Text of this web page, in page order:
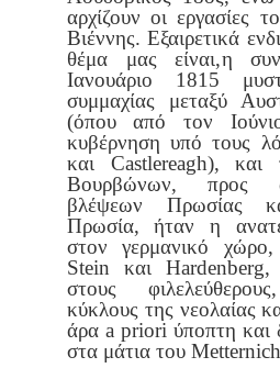
αρχίζουν οι εργασίες
Βιέννης. Εξαιρετικά
θέμα μας είναι,η
Ιανουάριο 1815
συμμαχίας μεταξύ
(όπου από τον
κυβέρνηση υπό τους
και Castlereagh), και
Βουρβώνων, προς
βλέψεων Πρωσίας
Πρωσία, ήταν η
στον γερμανικό
Stein και Hardenberg,
στους
κύκλους της νεολαίας
άρα a priori ύποπτη και
στα μάτια του